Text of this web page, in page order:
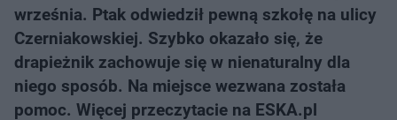
września. Ptak odwiedził pewną szkołę na ulicy
Czerniakowskiej. Szybko okazało się, że
drapieżnik zachowuje się w nienaturalny dla
niego sposób. Na miejsce wezwana została
pomoc. Więcej przeczytacie na ESKA.pl